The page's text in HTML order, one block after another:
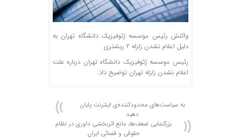
واکنش رئیس موسسه ژئوفیزیک دانشگاه تهران به
دلیل اعلام نشدن زلزله ۲ ریشتری
رئیس موسسه ژئوفیزیک دانشگاه تهران درباره علت
اعلام نشدن زلزله تهران توضیح داد.
به سیاست‌های محدودکننده‌ی اینترنت پایان
دهید
بزرگنمایی ضعف‌ها، مانع اثربخشی داوری در نظام
حقوقی و قضائی ایران